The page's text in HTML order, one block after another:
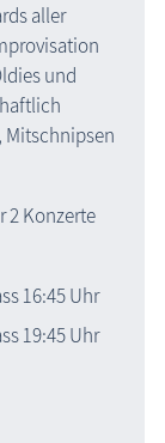
aller
und
Mitschnipsen
2 Konzerte
16:45 Uhr
19:45 Uhr